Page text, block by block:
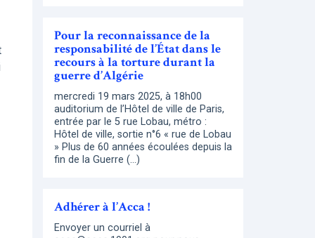
Pour la reconnaissance de la
responsabilité de l’État dans le
recours à la torture durant la
guerre d’Algérie
mercredi 19 mars 2025, à 18h00
auditorium de l’Hôtel de ville de Paris,
entrée par le 5 rue Lobau, métro :
Hôtel de ville, sortie n°6 « rue de Lobau
» Plus de 60 années écoulées depuis la
fin de la Guerre (…)
Adhérer à l’Acca !
Envoyer un courriel à